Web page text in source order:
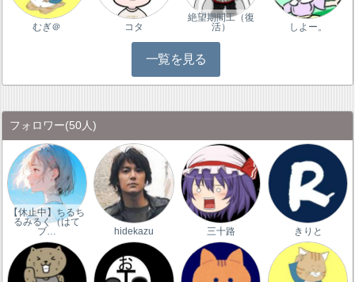
むぎ＠ コタ
絶望期間工（復
活）
しよー。
一覧を見る
フォロワー(50人)
【休止中】ちるち
るみるく（はて
ブ…
hidekazu 三十路 きりと